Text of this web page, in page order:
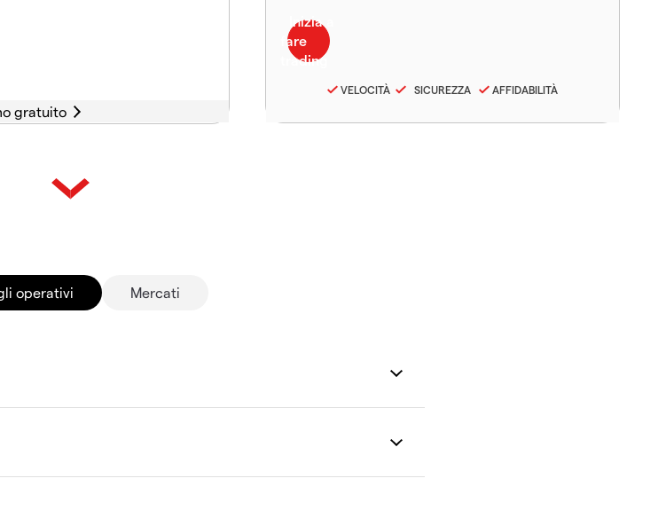
VELOCITÀ SICUREZZA AFFIDABILITÀ
operativi Mercati